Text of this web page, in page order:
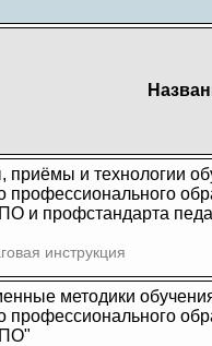
приёмы и технологии
профессионального
и профстандарта
инструкция
методики
профессионального